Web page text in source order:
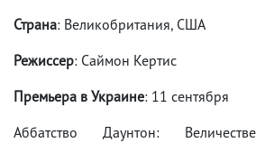
Страна: Великобритания, США
Режиссер: Саймон Кертис
Премьера в Украине: 11 сентября
Аббатство Даунтон: